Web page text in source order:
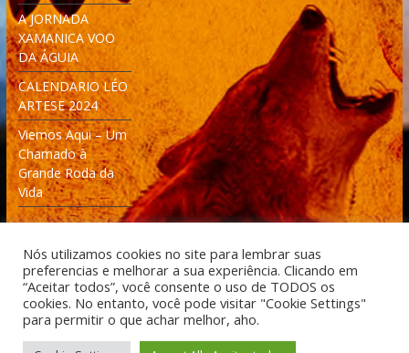
A JORNADA
XAMANICA VOO
DA ÁGUIA
CALENDARIO LÉO
ARTESE 2024
Viemos Aqui – Um
Chamado à
Grande Roda da
Vida
Desenvolvido: Moleculas4D - Engenharia Espacial e
Tecnologia [moleculas4d.com.br]
Nós utilizamos cookies no site para lembrar suas
preferencias e melhorar a sua experiência. Clicando em
“Aceitar todos”, você consente o uso de TODOS os
cookies. No entanto, você pode visitar "Cookie Settings"
para permitir o que achar melhor, aho.